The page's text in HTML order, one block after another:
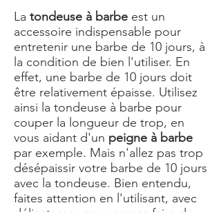
La tondeuse à barbe est un
accessoire indispensable pour
entretenir une barbe de 10 jours, à
la condition de bien l'utiliser. En
effet, une barbe de 10 jours doit
être relativement épaisse. Utilisez
ainsi la tondeuse à barbe pour
couper la longueur de trop, en
vous aidant d'un peigne à barbe
par exemple. Mais n'allez pas trop
désépaissir votre barbe de 10 jours
avec la tondeuse. Bien entendu,
faites attention en l'utilisant, avec